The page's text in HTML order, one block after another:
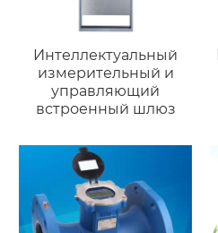
Интеллектуальный
измерительный и
управляющий
встроенный шлюз